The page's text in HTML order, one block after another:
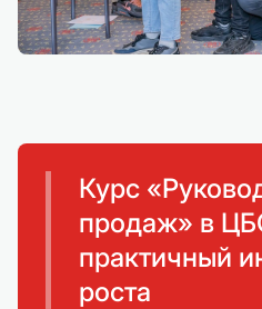
Курс
продаж» в
практичный
роста